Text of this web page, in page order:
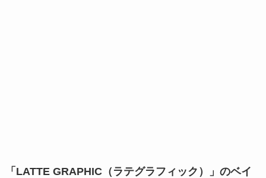
「LATTE GRAPHIC（ラテグラフィック）」のベイ